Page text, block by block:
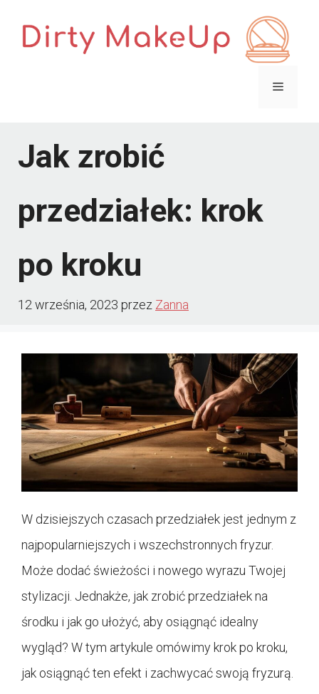
Menu
Jak zrobić
przedziałek: krok
po kroku
12 września, 2023 przez Zanna
W dzisiejszych czasach przedziałek jest jednym z
najpopularniejszych i wszechstronnych fryzur.
Może dodać świeżości i nowego wyrazu Twojej
stylizacji. Jednakże, jak zrobić przedziałek na
środku i jak go ułożyć, aby osiągnąć idealny
wygląd? W tym artykule omówimy krok po kroku,
jak osiągnąć ten efekt i zachwycać swoją fryzurą.